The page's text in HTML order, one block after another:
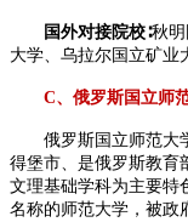
国外对接院校∶秋
大学、乌拉尔国立矿业
C、俄罗斯国立师
俄罗斯国立师范大学
得堡市、是俄罗斯教育
文理基础学科为主要特
名称的师范大学，被政